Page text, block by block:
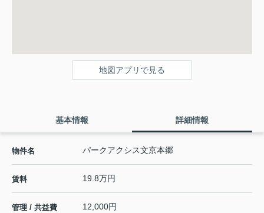
地図アプリで見る
基本情報 詳細情報
物件名 パークアクシス文京本郷
賃料 19.8万円
管理 / 共益費 12,000円